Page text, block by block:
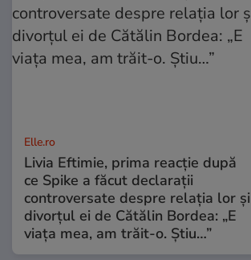
Elle.ro
Livia Eftimie, prima reacție după
ce Spike a făcut declarații
controversate despre relația lor și
divorțul ei de Cătălin Bordea: „E
viața mea, am trăit-o. Știu…”